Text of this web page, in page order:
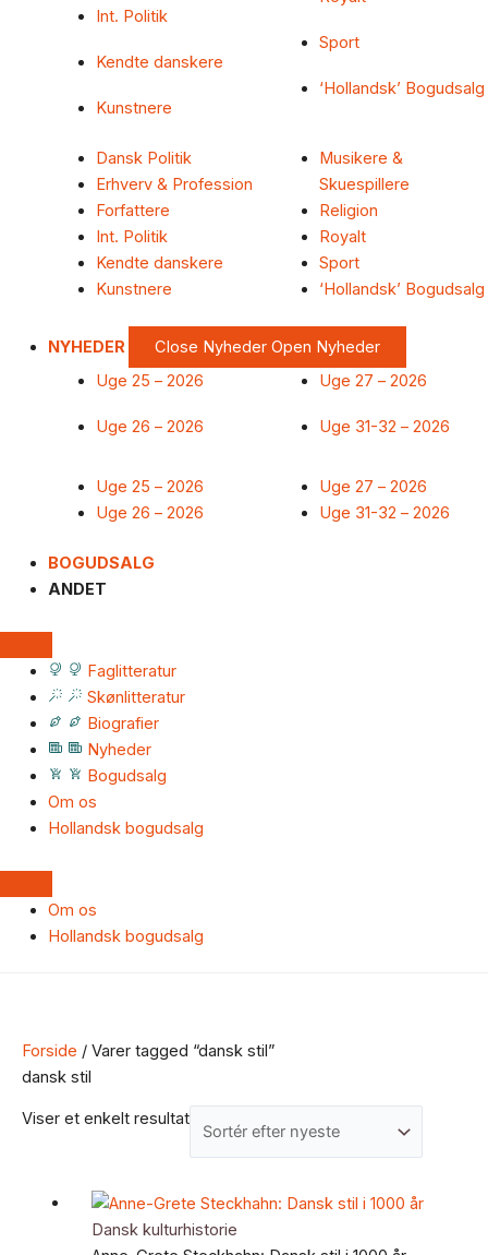
Int. Politik
Kendte danskere
Kunstnere
Sport
‘Hollandsk’ Bogudsalg
Dansk Politik
Erhverv & Profession
Forfattere
Int. Politik
Kendte danskere
Kunstnere
Musikere &
Skuespillere
Religion
Royalt
Sport
‘Hollandsk’ Bogudsalg
NYHEDER Close Nyheder Open Nyheder
Uge 25 – 2026
Uge 26 – 2026
Uge 27 – 2026
Uge 31-32 – 2026
Uge 25 – 2026
Uge 26 – 2026
Uge 27 – 2026
Uge 31-32 – 2026
BOGUDSALG
ANDET
Faglitteratur
Skønlitteratur
Biografier
Nyheder
Bogudsalg
Om os
Hollandsk bogudsalg
Om os
Hollandsk bogudsalg
Forside / Varer tagged “dansk stil”
dansk stil
Viser et enkelt resultat
Dansk kulturhistorie